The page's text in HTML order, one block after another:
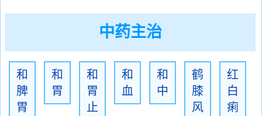
中药主治
和
脾
胃
和
胃
和
胃
止
和
血
和
中
鹤
膝
风
红
白
痢